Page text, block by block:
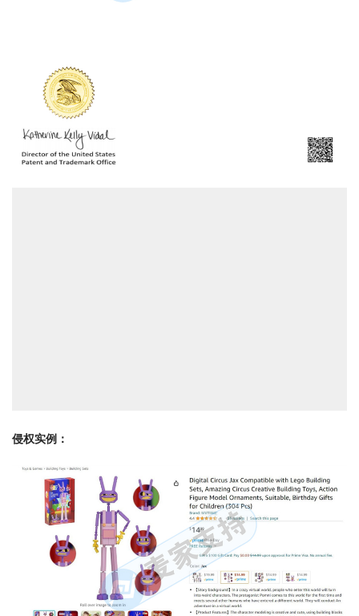
侵权实例：